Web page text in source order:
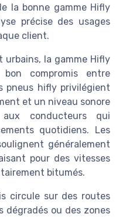
la bonne gamme Hifly
précise des usages
client.
urbains, la gamme Hifly
compromis entre
pneus hifly privilégient
et un niveau sonore
conducteurs qui
quotidiens. Les
généralement
pour des vitesses
bitumés.
circule sur des routes
dégradés ou des zones